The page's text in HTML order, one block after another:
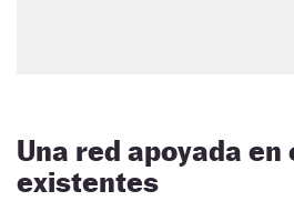
Una red apoyada en
existentes